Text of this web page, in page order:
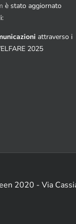
è stato aggiornato
attraverso i
2025
2020 - Via